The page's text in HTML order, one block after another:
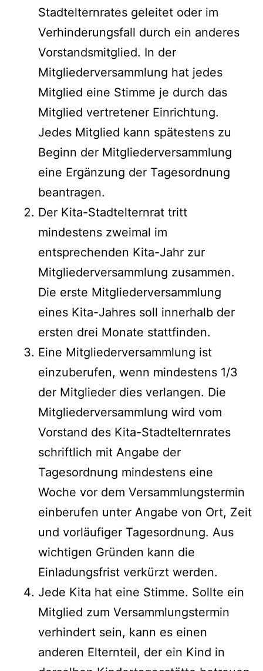
Stadtelternrates geleitet oder im
Verhinderungsfall durch ein anderes
Vorstandsmitglied. In der
Mitgliederversammlung hat jedes
Mitglied eine Stimme je durch das
Mitglied vertretener Einrichtung.
Jedes Mitglied kann spätestens zu
Beginn der Mitgliederversammlung
eine Ergänzung der Tagesordnung
beantragen.
Der Kita-Stadtelternrat tritt
mindestens zweimal im
entsprechenden Kita-Jahr zur
Mitgliederversammlung zusammen.
Die erste Mitgliederversammlung
eines Kita-Jahres soll innerhalb der
ersten drei Monate stattfinden.
Eine Mitgliederversammlung ist
einzuberufen, wenn mindestens 1/3
der Mitglieder dies verlangen. Die
Mitgliederversammlung wird vom
Vorstand des Kita-Stadtelternrates
schriftlich mit Angabe der
Tagesordnung mindestens eine
Woche vor dem Versammlungstermin
einberufen unter Angabe von Ort, Zeit
und vorläufiger Tagesordnung. Aus
wichtigen Gründen kann die
Einladungsfrist verkürzt werden.
Jede Kita hat eine Stimme. Sollte ein
Mitglied zum Versammlungstermin
verhindert sein, kann es einen
anderen Elternteil, der ein Kind in